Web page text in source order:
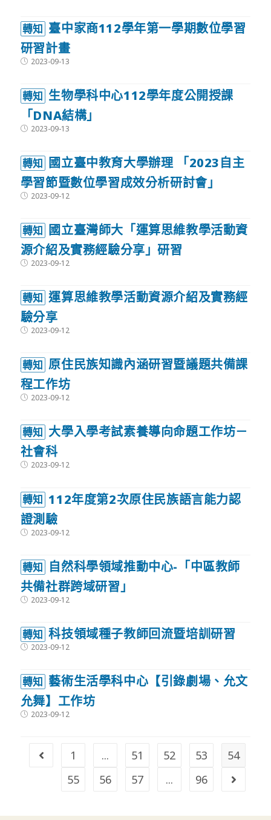
轉知 臺中家商112學年第一學期數位學習
研習計畫
Post2023-09-13
轉知 生物學科中心112學年度公開授課
「DNA結構」
Post2023-09-13
轉知 國立臺中教育大學辦理 「2023自主
學習節暨數位學習成效分析研討會」
Post2023-09-12
轉知 國立臺灣師大「運算思維教學活動資
源介紹及實務經驗分享」研習
Post2023-09-12
轉知 運算思維教學活動資源介紹及實務經
驗分享
Post2023-09-12
轉知 原住民族知識內涵研習暨議題共備課
程工作坊
Post2023-09-12
轉知 大學入學考試素養導向命題工作坊－
社會科
Post2023-09-12
轉知 112年度第2次原住民族語言能力認
證測驗
Post2023-09-12
轉知 自然科學領域推動中心-「中區教師
共備社群跨域研習」
Post2023-09-12
轉知 科技領域種子教師回流暨培訓研習
Post2023-09-12
轉知 藝術生活學科中心【引錄劇場、允文
允舞】工作坊
Post2023-09-12
Go to the previous page
1 ... 51 52 53
54
55
56 57 ... 96 Go to